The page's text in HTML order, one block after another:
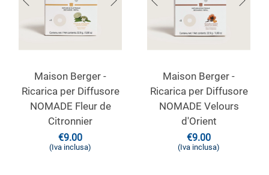
Maison Berger -
Ricarica per Diffusore
NOMADE Fleur de
Citronnier
€9.00
(Iva inclusa)
Maison Berger -
Ricarica per Diffusore
NOMADE Velours
d'Orient
€9.00
(Iva inclusa)